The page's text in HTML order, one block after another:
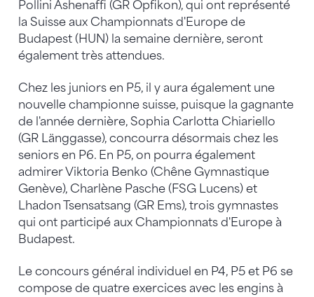
Pollini Ashenaffi (GR Opfikon), qui ont représenté
la Suisse aux Championnats d'Europe de
Budapest (HUN) la semaine dernière, seront
également très attendues.
Chez les juniors en P5, il y aura également une
nouvelle championne suisse, puisque la gagnante
de l'année dernière, Sophia Carlotta Chiariello
(GR Länggasse), concourra désormais chez les
seniors en P6. En P5, on pourra également
admirer Viktoria Benko (Chêne Gymnastique
Genève), Charlène Pasche (FSG Lucens) et
Lhadon Tsensatsang (GR Ems), trois gymnastes
qui ont participé aux Championnats d'Europe à
Budapest.
Le concours général individuel en P4, P5 et P6 se
compose de quatre exercices avec les engins à